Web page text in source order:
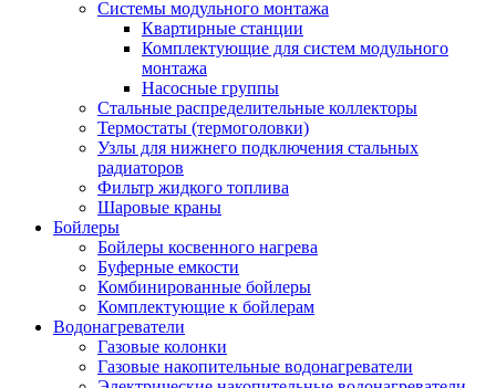
Системы модульного монтажа
Квартирные станции
Комплектующие для систем модульного
монтажа
Насосные группы
Стальные распределительные коллекторы
Термостаты (термоголовки)
Узлы для нижнего подключения стальных
радиаторов
Фильтр жидкого топлива
Шаровые краны
Бойлеры
Бойлеры косвенного нагрева
Буферные емкости
Комбинированные бойлеры
Комплектующие к бойлерам
Водонагреватели
Газовые колонки
Газовые накопительные водонагреватели